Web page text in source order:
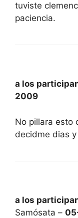
tuviste
paciencia.
a los
2009
No pillara esto
decidme dias
a los
Samósata –